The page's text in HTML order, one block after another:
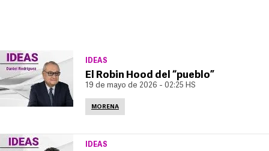
IDEAS
El Robin Hood del “pueblo”
19 de mayo de 2026 - 02:25 HS
MORENA
IDEAS